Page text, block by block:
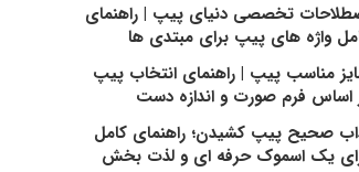
تخصصی دنیای پیپ | راهنمای
واژه های پیپ برای مبتدی ها
مناسب پیپ | راهنمای انتخاب پیپ
اساس فرم صورت و اندازه دست
صحیح پیپ کشیدن؛ راهنمای کامل
یک اسموک حرفه ای و لذت بخش